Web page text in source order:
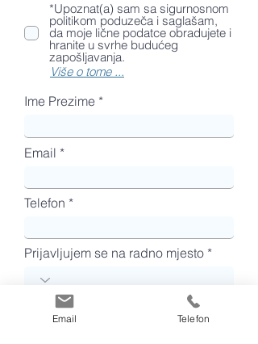
*Upoznat(a) sam sa sigurnosnom
politikom poduzeča i saglašam,
da moje lične podatce obradujete i
hranite u svrhe budućeg
zapošljavanja.
Više o tome ...
Ime Prezime
Email
Telefon *
Prijavljujem se na radno mjesto
Razpoložljiv (a) od:
Email Telefon